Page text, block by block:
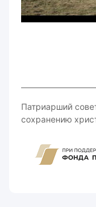
Патриарший
сохранению